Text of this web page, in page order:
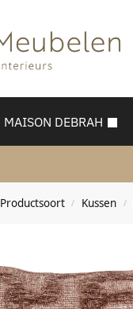
MAISON DEBRAH
Productsoort / Kussen /